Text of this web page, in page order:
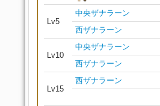
Lv5
中央ザナラーン
西ザナラーン
Lv10
中央ザナラーン
西ザナラーン
Lv15
西ザナラーン